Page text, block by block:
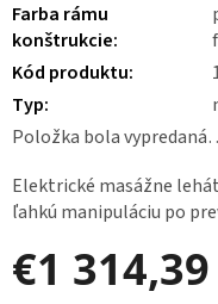
Farba rámu
konštrukcie:
Kód produktu:
Typ:
Položka bola
Elektrické masážne
ľahkú manipuláciu po
€1 314,39